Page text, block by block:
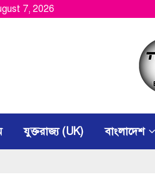
7, 2026
যুক্তরাজ্য (UK) বাংলাদেশ